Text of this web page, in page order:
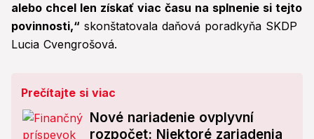
alebo chcel len získať viac času na splnenie si tejto
povinnosti,“ skonštatovala daňová poradkyňa SKDP
Lucia Cvengrošová.
Prečítajte si viac
Nové nariadenie ovplyvní
rozpočet: Niektoré zariadenia